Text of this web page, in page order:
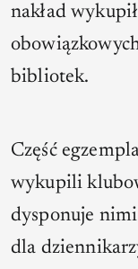
nakład
bibliotek.
Część
wykupili
dysponuje
dla